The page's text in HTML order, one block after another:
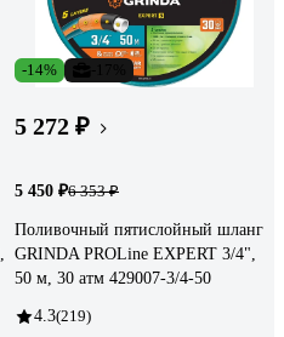
-14%
5 272 ₽
5 450 ₽6 353 ₽
Поливочный пятислойный шланг
GRINDA PROLine EXPERT 3/4",
50 м, 30 атм 429007-3/4-50
4.3(219)